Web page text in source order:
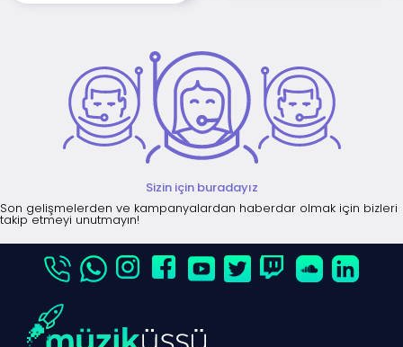
Sizin için buradayız
Son gelişmelerden ve kampanyalardan haberdar olmak için bizleri
takip etmeyi unutmayın!